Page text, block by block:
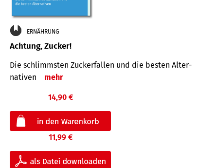
ERNÄHRUNG
Achtung, Zucker!
Die schlimmsten Zucker­fallen und die besten Alter­
nativen
mehr
14,90 €
11,99 €